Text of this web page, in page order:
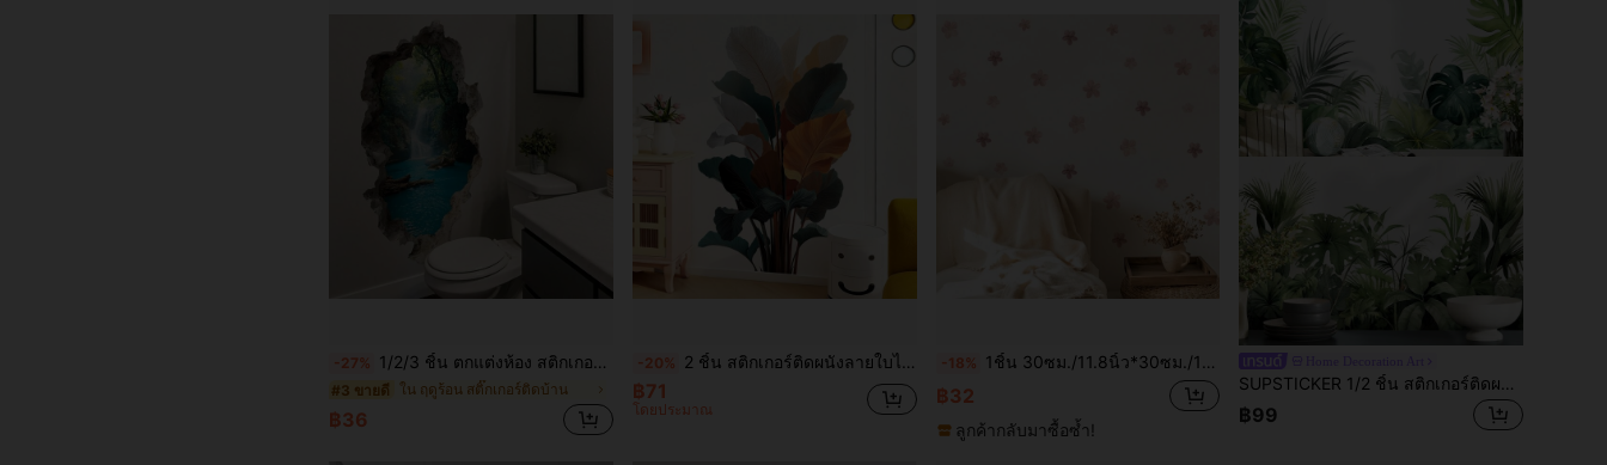
-27% 1/2/3 ชิ้น ตกแต่งห้อง สติกเกอร์ติดผนังทิวทัศน์ป่าเขตร้อนและทะเลสาบ ใช้ซ้ำได้ ตกแต่งบ้านพักฤดูใบไม้ร่วง ห้องน้ำ ที่จัดเก็บของ ตกแต่งห้องน้ำสไตล์วินเทจ ธรรมชาติ
#3 ขายดี ใน ฤดูร้อน สติ๊กเกอร์ติดบ้าน
฿36
-20% 2 ชิ้น สติกเกอร์ติดผนังลายใบไม้สไตล์เรโทร, สติ๊กเกอร์ติดผนังลายใบไม้ขนาดใหญ่แบบถอดได้สำหรับตกแต่งพื้นหลังห้องนอน
฿71
โดยประมาณ
-18% 1ชิ้น 30ซม./11.8นิ้ว*30ซม./11.8นิ้ว ชุดสติกเกอร์ติดผนังดอกไม้สีชมพูที่สวยงาม สติกเกอร์ไวนิลที่สามารถลอกออกได้ เพิ่มบรรยากาศโรแมนติกที่นุ่มนวลให้กับตกแต่งห้องนั่งเล่น
฿32
ลูกค้ากลับมาซื้อซ้ำ!
SUPSTICKER 1/2 ชิ้น สติกเกอร์ติดผนังลายมอนสเตอราเขตร้อน แบบติดเอง กันน้ำ ทนต่อการสึกหรอ ถอดออกได้โดยไม่ทิ้งคราบ ตกแต่งห้องนั่งเล่น ห้องนอน
฿99